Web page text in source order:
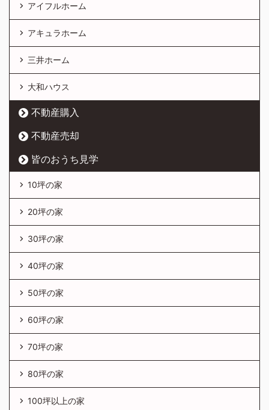
アイフルホーム
アキュラホーム
三井ホーム
大和ハウス
不動産購入
不動産売却
皆のおうち見学
10坪の家
20坪の家
30坪の家
40坪の家
50坪の家
60坪の家
70坪の家
80坪の家
100坪以上の家